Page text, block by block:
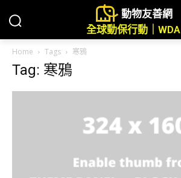
動物友善網
全球動保行動｜WDA
Home Tags 寒鴉
Tag: 寒鴉